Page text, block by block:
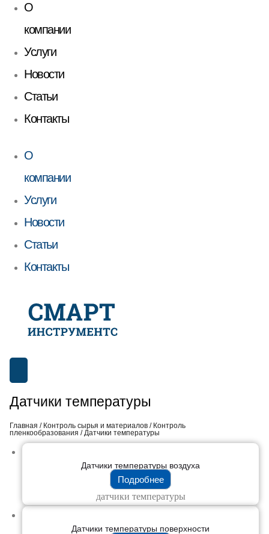
О
компании
Услуги
Новости
Статьи
Контакты
О
компании
Услуги
Новости
Статьи
Контакты
Датчики температуры
Главная / Контроль сырья и материалов / Контроль
пленкообразования / Датчики температуры
Датчики температуры воздуха
Подробнее
датчики температуры
Датчики температуры поверхности